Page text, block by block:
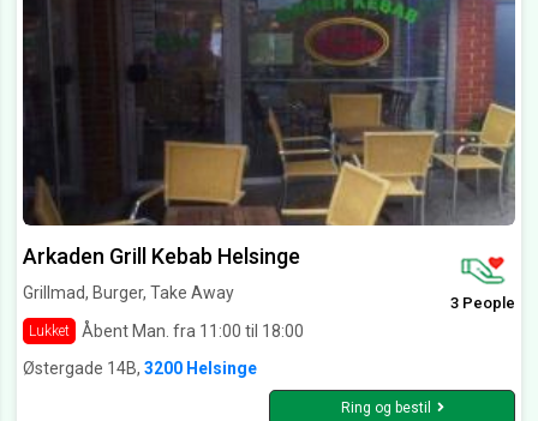
Arkaden Grill Kebab Helsinge
Grillmad, Burger, Take Away
Lukket Åbent Man. fra 11:00 til 18:00
3 People
Østergade 14B, 3200 Helsinge
Ring og bestil